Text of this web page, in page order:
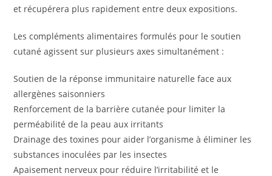
et récupérera plus rapidement entre deux expositions.
Les compléments alimentaires formulés pour le soutien
cutané agissent sur plusieurs axes simultanément :
Soutien de la réponse immunitaire naturelle face aux
allergènes saisonniers
Renforcement de la barrière cutanée pour limiter la
perméabilité de la peau aux irritants
Drainage des toxines pour aider l’organisme à éliminer les
substances inoculées par les insectes
Apaisement nerveux pour réduire l’irritabilité et le